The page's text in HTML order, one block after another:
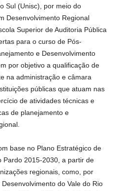
Sul (Unisc), por meio do
Desenvolvimento Regional
Superior de Auditoria Pública
para o curso de Pós-
e Desenvolvimento
por objetivo a qualificação de
na administração e câmara
públicas que atuam nas
de atividades técnicas e
de planejamento e
base no Plano Estratégico de
Pardo 2015-2030, a partir de
regionais, como, por
do Vale do Rio